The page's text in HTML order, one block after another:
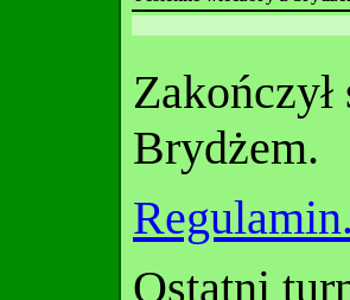
Brydżem.
Ostatni